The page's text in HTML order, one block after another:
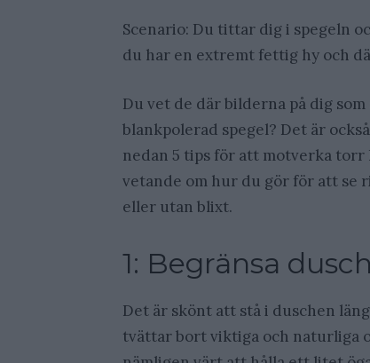
Scenario: Du tittar dig i spegeln
du har en extremt fettig hy och
Du vet de där bilderna på dig
blankpolerad spegel? Det är
nedan 5 tips för att motverka
vetande om hur du gör för att se
eller utan blixt.
1: Begränsa
Det är skönt att stå i duschen
tvättar bort viktiga och naturliga